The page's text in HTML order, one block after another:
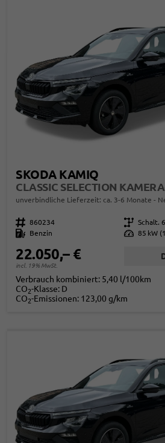
SKODA KAMIQ
unverbindliche Lieferzeit: ca. 3-6 Monate
Fahrzeugnr. 860234 Getriebe Schalt.
Kraftstoff
Benzin Leistung 85 kW
22.050,– €
incl. 19% MwSt.
Verbrauch kombiniert: 5,40 l/100km
CO2-Klasse: D
CO2-Emissionen: 123,00 g/km